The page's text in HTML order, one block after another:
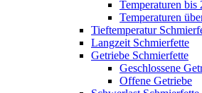
Temperaturen bis
Temperaturen
Tieftemperatur
Langzeit Schmierfette
Getriebe Schmierfette
Geschlossene
Offene Getriebe